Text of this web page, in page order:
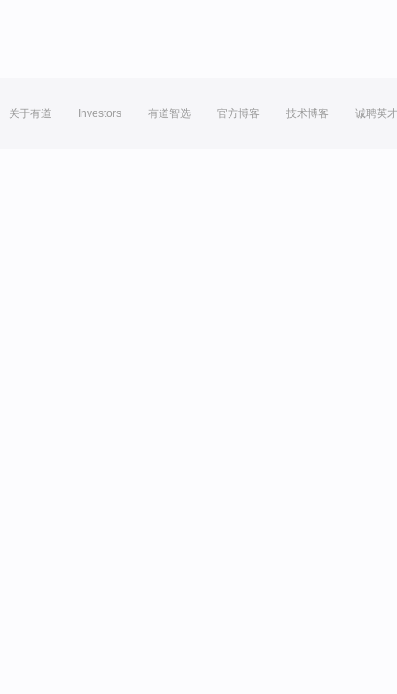
关于有道 Investors 有道智选 官方博客 技术博客 诚聘英才